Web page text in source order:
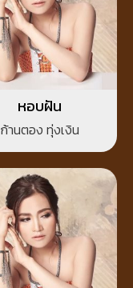
หอบฝัน
ก้านตอง ทุ่งเงิน